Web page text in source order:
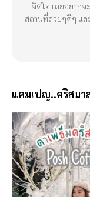
จิตใจ เลยอยาก
สถานที่สวยๆดีๆ แล
แคมเปญ..คริสมา